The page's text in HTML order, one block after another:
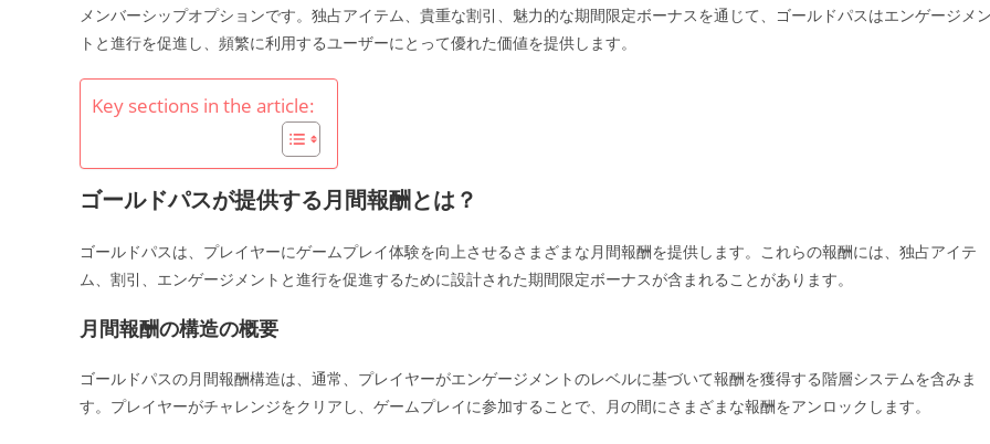
メンバーシップオプションです。独占アイテム、貴重な割引、魅力的な期間限定ボーナスを通じて、ゴールドパスはエンゲージメン
トと進行を促進し、頻繁に利用するユーザーにとって優れた価値を提供します。
Key sections in the article:
ゴールドパスが提供する月間報酬とは？
ゴールドパスは、プレイヤーにゲームプレイ体験を向上させるさまざまな月間報酬を提供します。これらの報酬には、独占アイテ
ム、割引、エンゲージメントと進行を促進するために設計された期間限定ボーナスが含まれることがあります。
月間報酬の構造の概要
ゴールドパスの月間報酬構造は、通常、プレイヤーがエンゲージメントのレベルに基づいて報酬を獲得する階層システムを含みま
す。プレイヤーがチャレンジをクリアし、ゲームプレイに参加することで、月の間にさまざまな報酬をアンロックします。